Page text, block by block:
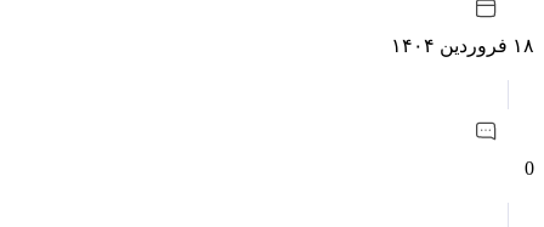
۱۸ فروردین ۱۴۰۴
0